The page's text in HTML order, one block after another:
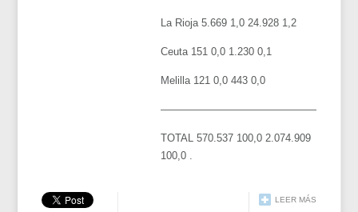
La Rioja 5.669 1,0 24.928 1,2
Ceuta 151 0,0 1.230 0,1
Melilla 121 0,0 443 0,0
———————————————————
TOTAL 570.537 100,0 2.074.909
100,0 .
LEER MÁS